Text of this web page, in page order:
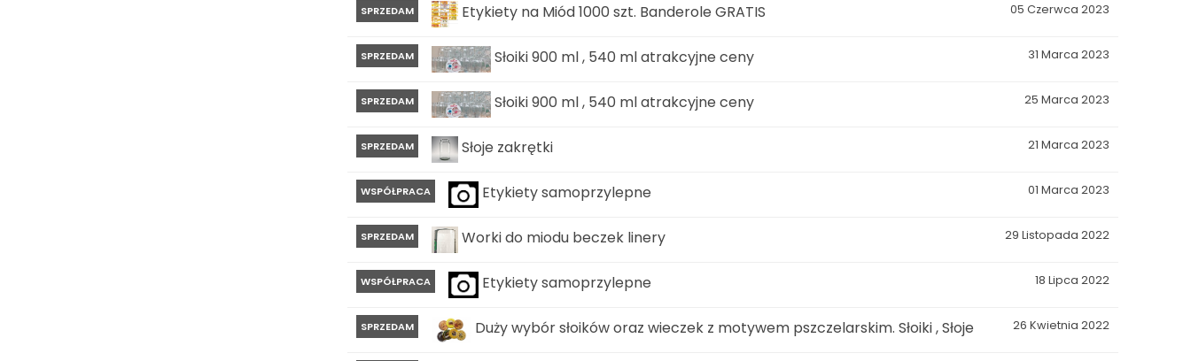
05 Czerwca 2023
SPRZEDAM Etykiety na Miód 1000 szt. Banderole GRATIS
31 Marca 2023
SPRZEDAM Słoiki 900 ml , 540 ml atrakcyjne ceny
25 Marca 2023
SPRZEDAM Słoiki 900 ml , 540 ml atrakcyjne ceny
21 Marca 2023
SPRZEDAM Słoje zakrętki
01 Marca 2023
WSPÓŁPRACA Etykiety samoprzylepne
29 Listopada 2022
SPRZEDAM Worki do miodu beczek linery
18 Lipca 2022
WSPÓŁPRACA Etykiety samoprzylepne
26 Kwietnia 2022
SPRZEDAM Duży wybór słoików oraz wieczek z motywem pszczelarskim. Słoiki , Słoje